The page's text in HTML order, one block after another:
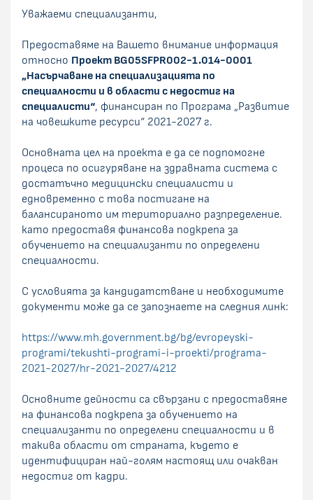
Уважаеми специализанти,
Предоставяме на Вашето внимание информация
относно Проект BG05SFPR002-1.014-0001
„Насърчаване на специализацията по
специалности и в области с недостиг на
специалисти“, финансиран по Програма „Развитие
на човешките ресурси“ 2021-2027 г.
Основната цел на проекта е да се подпомогне
процеса по осигуряване на здравната система с
достатъчно медицински специалисти и
едновременно с това постигане на
балансираното им териториално разпределение.
като предоставя финансова подкрепа за
обучението на специализанти по определени
специалности.
С условията за кандидатстване и необходимите
документи може да се запознаете на следния линк:
https://www.mh.government.bg/bg/evropeyski-
programi/tekushti-programi-i-proekti/programa-
2021-2027/hr-2021-2027/4212
Основните дейности са свързани с предоставяне
на финансова подкрепа за обучението на
специализанти по определени специалности и в
такива области от страната, където е
идентифициран най-голям настоящ или очакван
недостиг от кадри.